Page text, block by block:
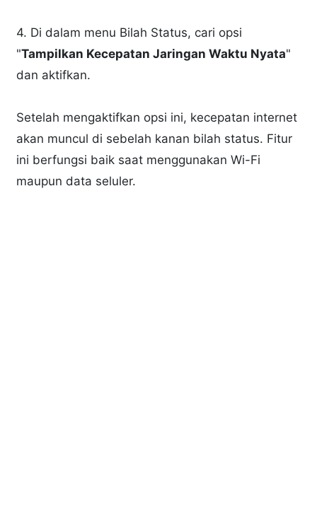
4. Di dalam menu Bilah Status, cari opsi
"Tampilkan Kecepatan Jaringan Waktu Nyata"
dan aktifkan.
Setelah mengaktifkan opsi ini, kecepatan internet
akan muncul di sebelah kanan bilah status. Fitur
ini berfungsi baik saat menggunakan Wi-Fi
maupun data seluler.